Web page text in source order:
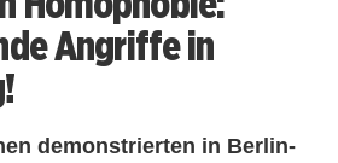
Angriffe in
demonstrierten in Berlin-